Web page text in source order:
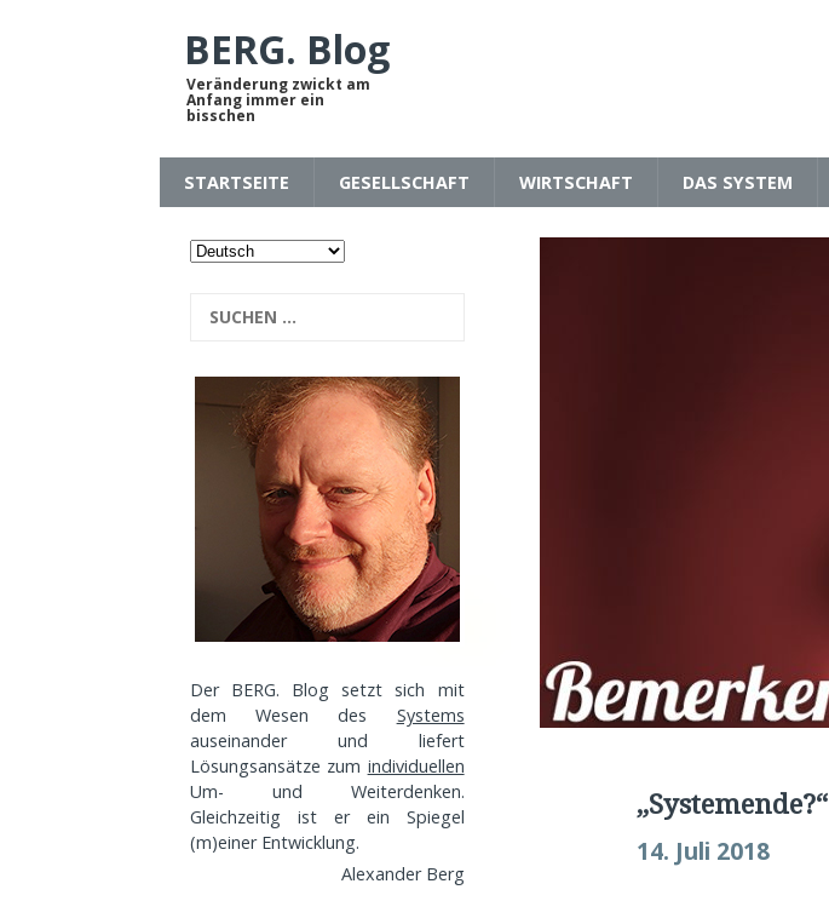
BERG. Blog
Veränderung zwickt am
Anfang immer ein
bisschen
STARTSEITE GESELLSCHAFT WIRTSCHAFT DAS SYSTEM
„Systemende?“
14. Juli 2018
Der BERG. Blog setzt sich mit
dem Wesen des Systems
auseinander und liefert
Lösungsansätze zum individuellen
Um- und Weiterdenken.
Gleichzeitig ist er ein Spiegel
(m)einer Entwicklung.
Alexander Berg